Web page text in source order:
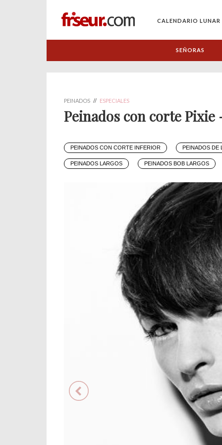
CALENDARIO LUNAR
SEÑORAS
PEINADOS // ESPECIALES
Peinados con corte Pixie
PEINADOS CON CORTE INFERIOR PEINADOS DE
PEINADOS LARGOS PEINADOS BOB LARGOS